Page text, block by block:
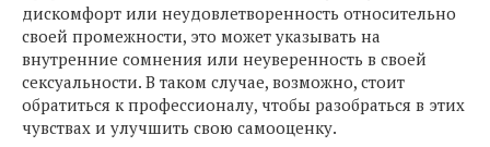
дискомфорт или неудовлетворенность относительно
своей промежности, это может указывать на
внутренние сомнения или неуверенность в своей
сексуальности. В таком случае, возможно, стоит
обратиться к профессионалу, чтобы разобраться в этих
чувствах и улучшить свою самооценку.